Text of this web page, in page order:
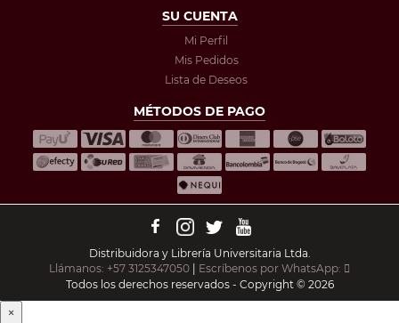
SU CUENTA
Mi Perfil
Mis Pedidos
Lista de Deseos
MÉTODOS DE PAGO
Distribuidora y Librería Universitaria Ltda.
Llámanos: +57 3125347050 | Escríbenos por WhatsApp:
Todos los derechos reservados - Copyright © 2026
×